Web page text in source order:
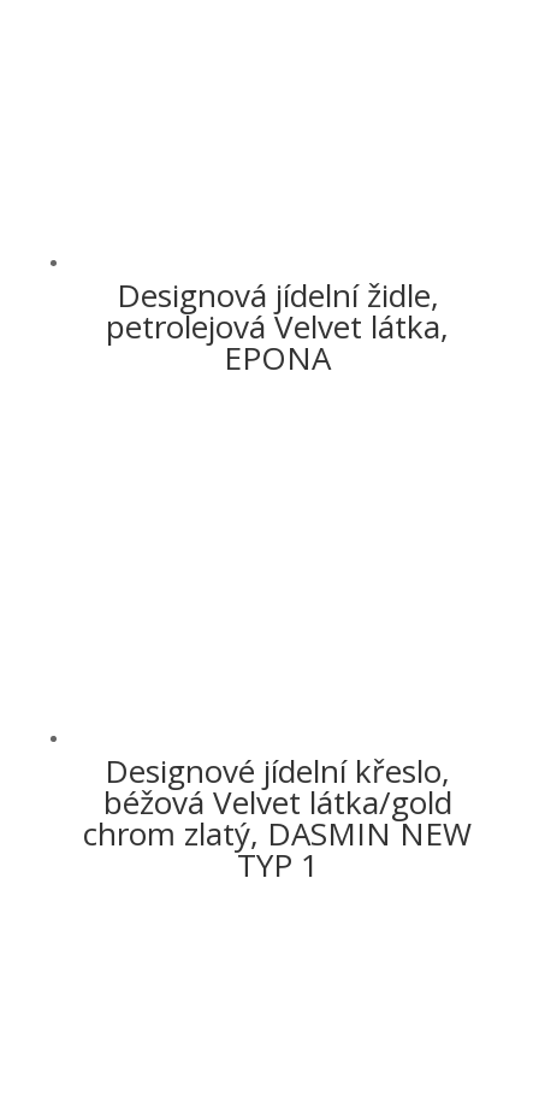
Designová jídelní židle,
petrolejová Velvet látka,
EPONA
Designové jídelní křeslo,
béžová Velvet látka/gold
chrom zlatý, DASMIN NEW
TYP 1